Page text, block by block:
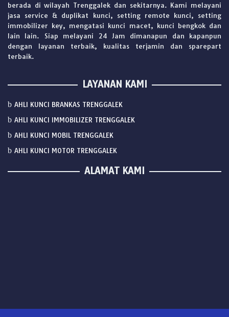
berada di wilayah Trenggalek dan sekitarnya. Kami melayani
jasa service & duplikat kunci, setting remote kunci, setting
immobilizer key, mengatasi kunci macet, kunci bengkok dan
lain lain. Siap melayani 24 Jam dimanapun dan kapanpun
dengan layanan terbaik, kualitas terjamin dan sparepart
terbaik.
LAYANAN KAMI
AHLI KUNCI BRANKAS TRENGGALEK
AHLI KUNCI IMMOBILIZER TRENGGALEK
AHLI KUNCI MOBIL TRENGGALEK
AHLI KUNCI MOTOR TRENGGALEK
ALAMAT KAMI